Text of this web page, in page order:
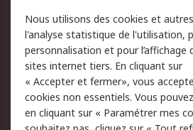
du site
Politique de protection
des données - Mise à
jour
Conditions générales
de vente
Nous utilisons des cookies et
l'analyse statistique de l'utilisation,
personnalisation et pour l’affichage
sites internet tiers. En cliquant sur
« Accepter et fermer», vous
cookies non essentiels. Vous
en cliquant sur « Paramétrer mes